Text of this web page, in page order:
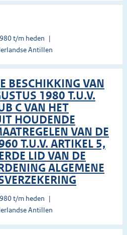
t/m heden
Antillen
BESCHIKKING VAN
1980 T.U.V.
C VAN HET
HOUDENDE
VAN DE
T.U.V. ARTIKEL 5,
LID VAN DE
ALGEMENE
t/m heden
Antillen